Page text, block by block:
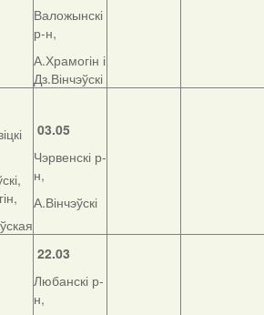
Валожынскі
р-н,
А.Храмогін і
Дз.Вінчэўскі
03.05
Чэрвенскі р-
н,
А.Вінчэўскі
22.03
Любанскі р-
н,